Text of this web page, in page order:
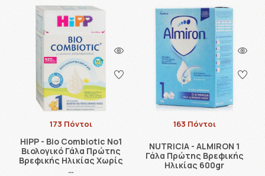
173 Πόντοι
HIPP - Bio Combiotic No1
Βιολογικό Γάλα Πρώτης
Βρεφικής Ηλικίας Χωρίς
…
163 Πόντοι
NUTRICIA - ALMIRON 1
Γάλα Πρώτης Βρεφικής
Ηλικίας 600gr